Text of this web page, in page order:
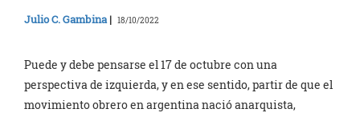
Julio C. Gambina | 18/10/2022
Puede y debe pensarse el 17 de octubre con una
perspectiva de izquierda, y en ese sentido, partir de que el
movimiento obrero en argentina nació anarquista,